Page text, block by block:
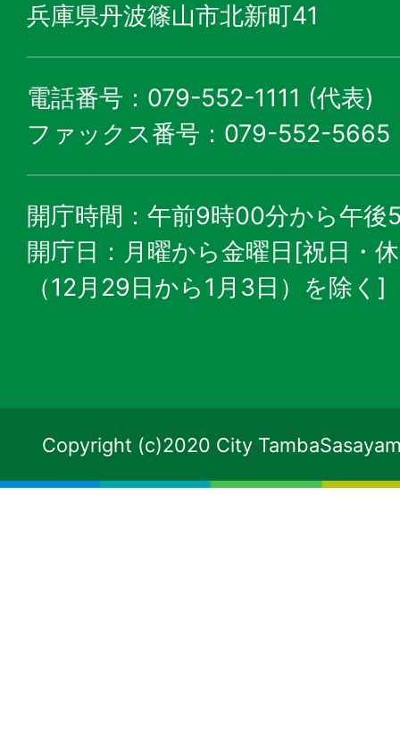
兵庫県丹波篠山市北新町41
電話番号：079-552-1111 (代表)
ファックス番号：079-552-5665
開庁時間：午前9時00分から午後
開庁日：月曜から金曜日[祝日・
（12月29日から1月3日）を除く]
Copyright (c)2020 City